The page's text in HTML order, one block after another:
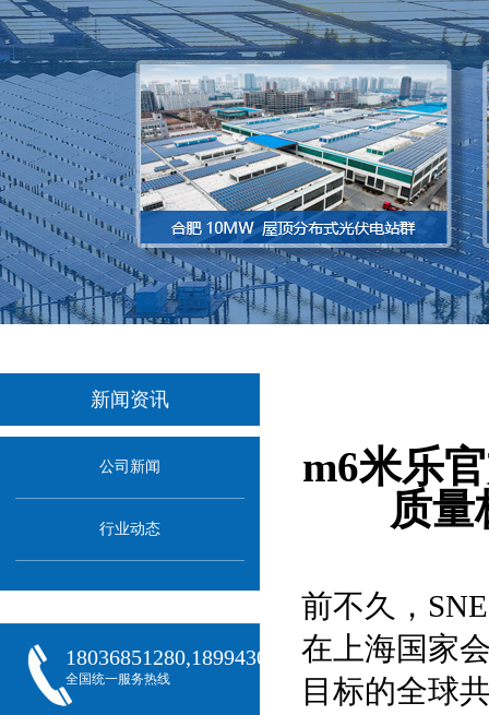
新闻资讯
公司新闻
行业动态
18036851280,18994301288,18068407382
全国统一服务热线
m6米乐
质
前不久，
在上海国家
目标的全球